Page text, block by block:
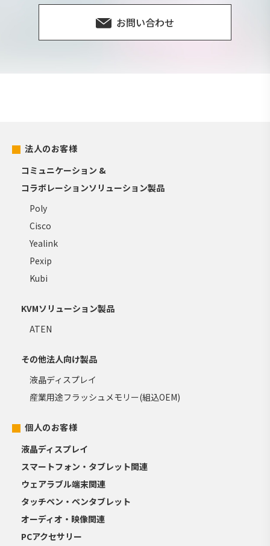
お問い合わせ
法人のお客様
コミュニケーション &
コラボレーションソリューション製品
Poly
Cisco
Yealink
Pexip
Kubi
KVMソリューション製品
ATEN
その他法人向け製品
液晶ディスプレイ
産業用途フラッシュメモリー(組込OEM)
個人のお客様
液晶ディスプレイ
スマートフォン・タブレット関連
ウェアラブル端末関連
タッチペン・ペンタブレット
オーディオ・映像関連
PCアクセサリー